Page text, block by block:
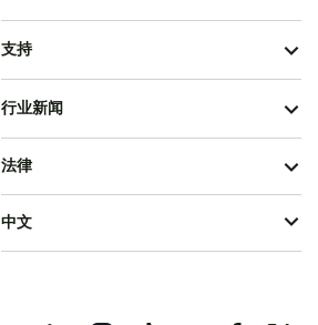
支持
行业新闻
法律
中文